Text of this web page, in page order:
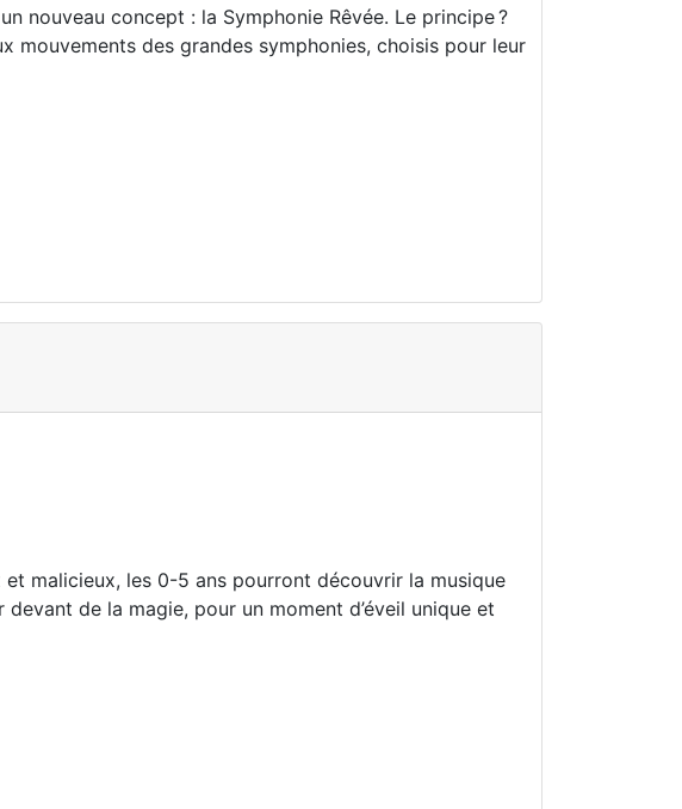
nouveau concept : la Symphonie Rêvée. Le principe ?
mouvements des grandes symphonies, choisis pour leur
malicieux, les 0-5 ans pourront découvrir la musique
de la magie, pour un moment d’éveil unique et